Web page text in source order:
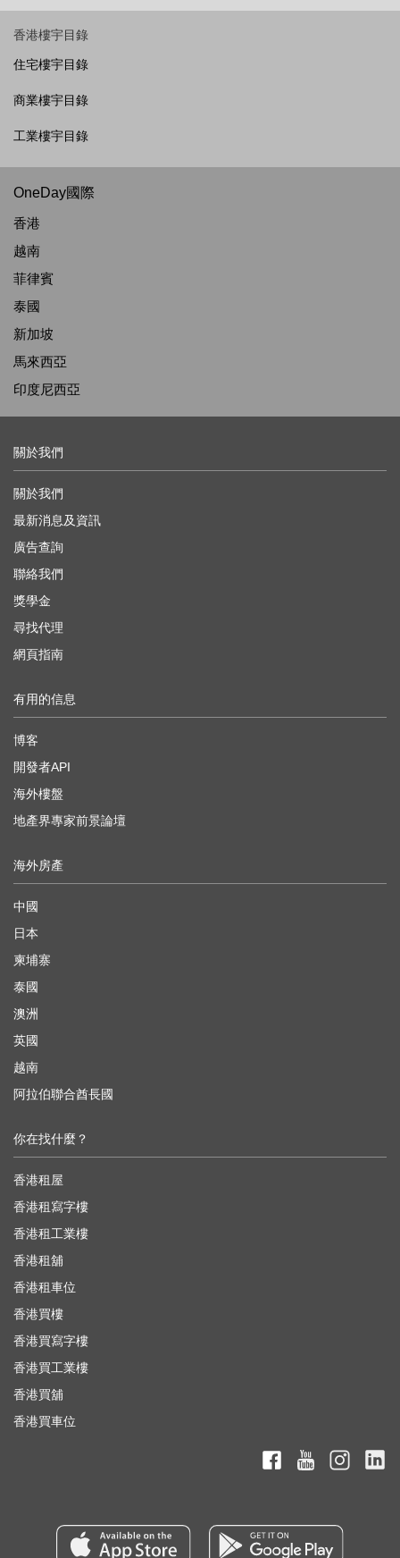
香港樓宇目錄
住宅樓宇目錄
商業樓宇目錄
工業樓宇目錄
OneDay國際
香港
越南
菲律賓
泰國
新加坡
馬來西亞
印度尼西亞
關於我們
關於我們
最新消息及資訊
廣告查詢
聯絡我們
獎學金
尋找代理
網頁指南
有用的信息
博客
開發者API
海外樓盤
地產界專家前景論壇
海外房產
中國
日本
柬埔寨
泰國
澳洲
英國
越南
阿拉伯聯合酋長國
你在找什麼？
香港租屋
香港租寫字樓
香港租工業樓
香港租舖
香港租車位
香港買樓
香港買寫字樓
香港買工業樓
香港買舖
香港買車位